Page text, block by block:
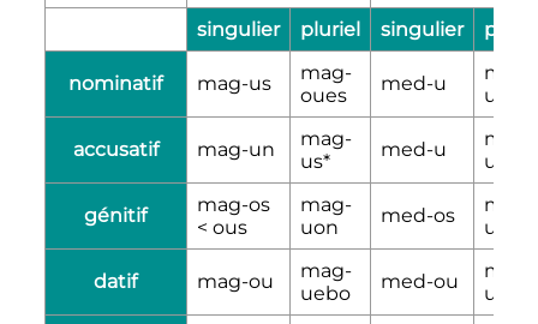
singulier
pluriel singulier
nominatif mag-us
mag-
oues
med-u
med-
ua*
accusatif mag-un
mag-
us*
med-u
med-
ua*
génitif
mag-os
< ous
mag-
uon
med-os
med-
uon
datif mag-ou
mag-
uebo
med-ou
med-
uebo